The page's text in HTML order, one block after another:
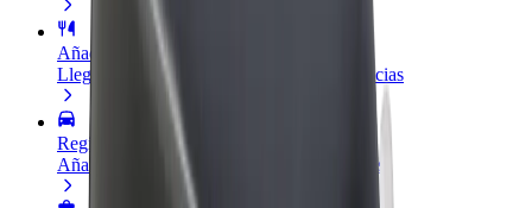
Añadir un restaurante o tienda
Llegá a más clientes y maximizá tus ganancias
Registrarse como propietario de flota
Añadí tu flota a Bolt y potenciá tus ingresos